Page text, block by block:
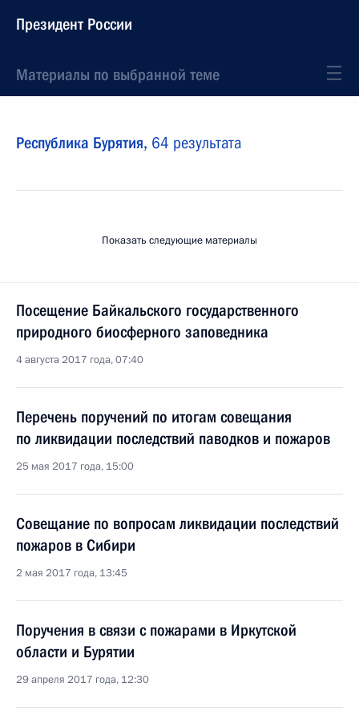
Президент России
Материалы по выбранной теме
Республика Бурятия, 64 результата
Показать следующие материалы
Посещение Байкальского государственного
природного биосферного заповедника
4 августа 2017 года, 07:40
Перечень поручений по итогам совещания
по ликвидации последствий паводков и пожаров
25 мая 2017 года, 15:00
Совещание по вопросам ликвидации последствий
пожаров в Сибири
2 мая 2017 года, 13:45
Поручения в связи с пожарами в Иркутской
области и Бурятии
29 апреля 2017 года, 12:30